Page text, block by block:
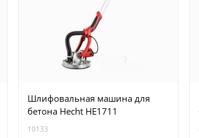
0
1 199 MDL
Шлифовальная машина для
бетона Hecht HE1711
10133